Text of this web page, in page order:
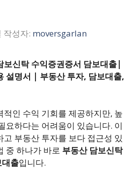
작성자: moversgarlan
보신탁 수익증권증서 담보대출|
설명서 | 부동산 투자, 담보대출,
적인 수익 기회를 제공하지만, 높
요하다는 어려움이 있습니다. 이
고 부동산 투자를 보다 접근성 있
중 하나가 바로 부동산 담보신탁
출입니다.